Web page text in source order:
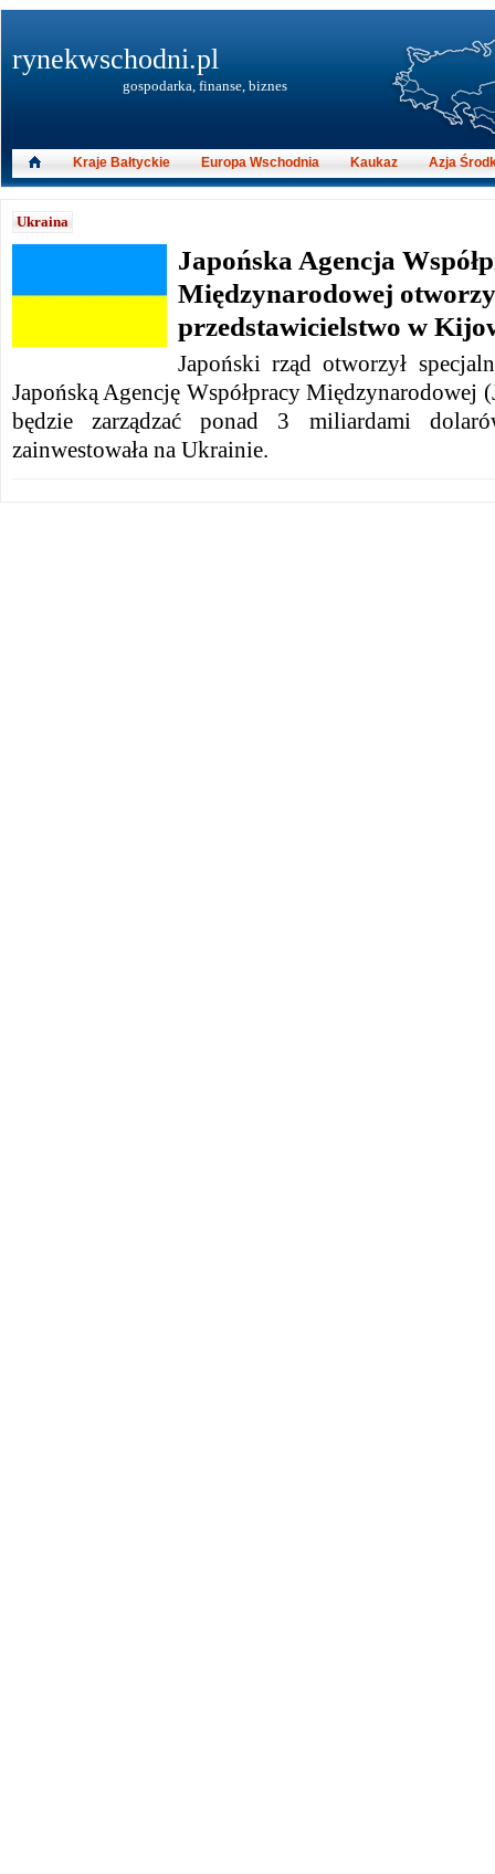
Ukraina
Japońska Agencja
Międzynarodowej
przedstawicielstwo w
Japoński rząd otworzył
Japońską Agencję Współpracy
będzie zarządzać ponad 3 miliardami
zainwestowała na Ukrainie.
rynekwschodni.pl
gospodarka, finanse, biznes
Kraje Bałtyckie Europa Wschodnia Kaukaz Azja